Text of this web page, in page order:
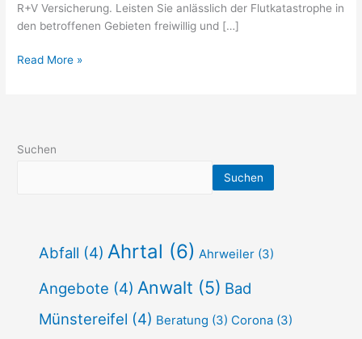
R+V Versicherung. Leisten Sie anlässlich der Flutkatastrophe in
den betroffenen Gebieten freiwillig und […]
Read More »
Suchen
Suchen
Abfall (4) Ahrtal (6) Ahrweiler (3)
Angebote (4) Anwalt (5) Bad
Münstereifel (4) Beratung (3) Corona (3)